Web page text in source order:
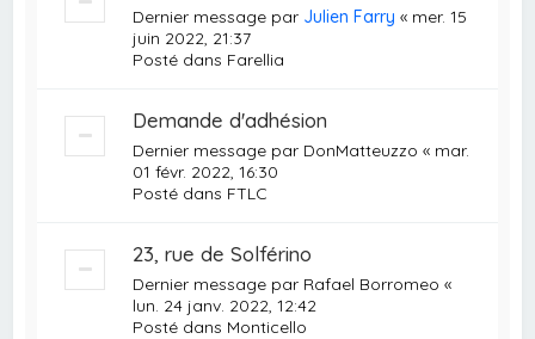
Dernier message par Julien Farry « mer. 15
juin 2022, 21:37
Posté dans Farellia
Demande d'adhésion
Dernier message par DonMatteuzzo « mar.
01 févr. 2022, 16:30
Posté dans FTLC
23, rue de Solférino
Dernier message par Rafael Borromeo «
lun. 24 janv. 2022, 12:42
Posté dans Monticello